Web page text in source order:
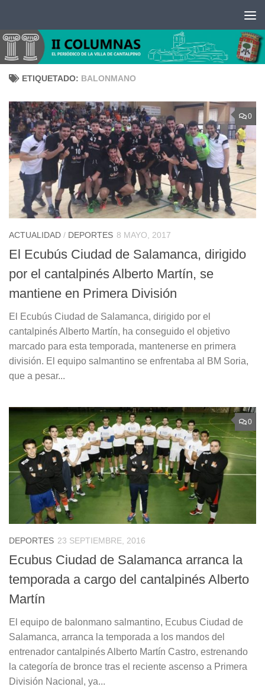
ETIQUETADO: BALONMANO
0
ACTUALIDAD / DEPORTES 8 MAYO, 2017
El Ecubús Ciudad de Salamanca, dirigido
por el cantalpinés Alberto Martín, se
mantiene en Primera División
El Ecubús Ciudad de Salamanca, dirigido por el
cantalpinés Alberto Martín, ha conseguido el objetivo
marcado para esta temporada, mantenerse en primera
división. El equipo salmantino se enfrentaba al BM Soria,
que a pesar...
0
DEPORTES 23 SEPTIEMBRE, 2016
Ecubus Ciudad de Salamanca arranca la
temporada a cargo del cantalpinés Alberto
Martín
El equipo de balonmano salmantino, Ecubus Ciudad de
Salamanca, arranca la temporada a los mandos del
entrenador cantalpinés Alberto Martín Castro, estrenando
la categoría de bronce tras el reciente ascenso a Primera
División Nacional, ya...